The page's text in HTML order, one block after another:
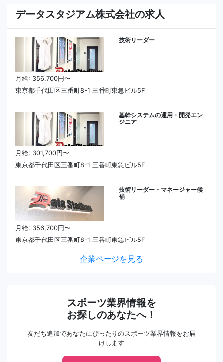
データスタジアム株式会社の求人
技術リーダー
月給: 356,700円〜
東京都千代田区三番町8-1 三番町東急ビル5F
基幹システムの運用・開発エン
ジニア
月給: 301,700円〜
東京都千代田区三番町8-1 三番町東急ビル5F
技術リーダー・マネージャー候
補
月給: 356,700円〜
東京都千代田区三番町8-1 三番町東急ビル5F
企業ページを見る
スポーツ業界情報を
お探しのあなたへ！
友だち追加であなたにぴったりのスポーツ業界情報をお届
けします